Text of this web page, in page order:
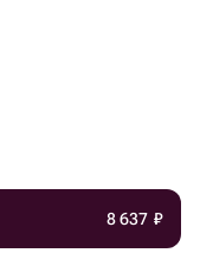
8 637 ₽